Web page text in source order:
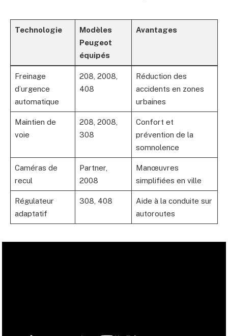
Technologie
Modèles
Peugeot
équipés
Avantages
Freinage
d’urgence
automatique
208, 2008,
408
Réduction des
accidents en zones
urbaines
Maintien de
voie
208, 2008,
308
Confort et
prévention de la
somnolence
Caméras de
recul
Partner,
2008
Manœuvres
simplifiées en ville
Régulateur
adaptatif
308, 408
Aide à la conduite sur
autoroutes